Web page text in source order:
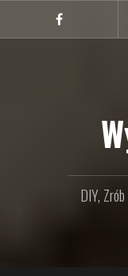
treści
Facebook
DIY,